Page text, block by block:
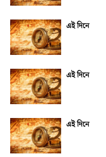
এই দিনে
এই দিনে
এই দিনে